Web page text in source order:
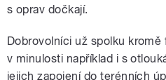
s oprav dočkají.
Dobrovolníci už spolku
v minulosti například i s
jejich zapojení do terénních